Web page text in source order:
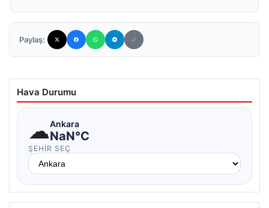
Paylaş:
Hava Durumu
☁Ankara
NaN°C
ŞEHIR SEÇ